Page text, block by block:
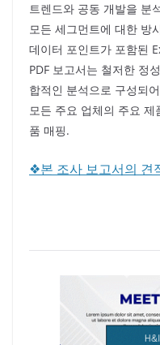
트렌드와 공동 개발을 분
모든 세그먼트에 대한 방
데이터 포인트가 포함된
PDF 보고서는 철저한 정
합적인 분석으로 구성되
모든 주요 업체의 주요
품 매핑.
❖본 조사 보고서의 견